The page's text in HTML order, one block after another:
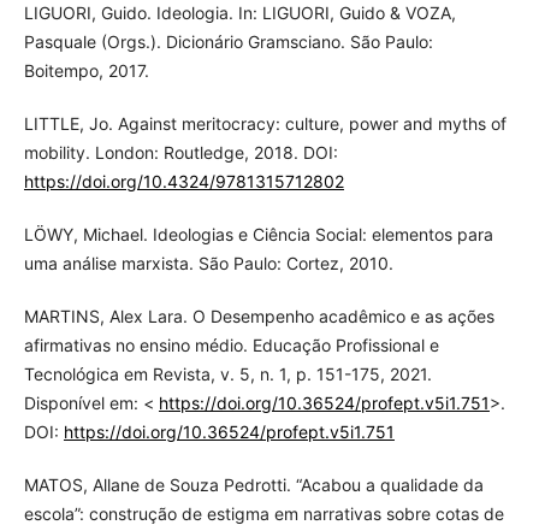
LIGUORI, Guido. Ideologia. In: LIGUORI, Guido & VOZA,
Pasquale (Orgs.). Dicionário Gramsciano. São Paulo:
Boitempo, 2017.
LITTLE, Jo. Against meritocracy: culture, power and myths of
mobility. London: Routledge, 2018. DOI:
https://doi.org/10.4324/9781315712802
LÖWY, Michael. Ideologias e Ciência Social: elementos para
uma análise marxista. São Paulo: Cortez, 2010.
MARTINS, Alex Lara. O Desempenho acadêmico e as ações
afirmativas no ensino médio. Educação Profissional e
Tecnológica em Revista, v. 5, n. 1, p. 151-175, 2021.
Disponível em: < https://doi.org/10.36524/profept.v5i1.751>.
DOI: https://doi.org/10.36524/profept.v5i1.751
MATOS, Allane de Souza Pedrotti. “Acabou a qualidade da
escola”: construção de estigma em narrativas sobre cotas de